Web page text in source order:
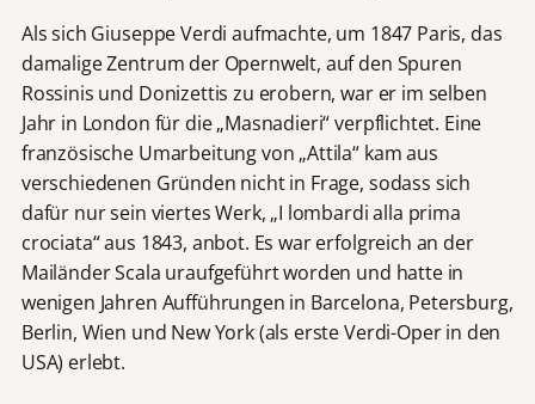
Als sich Giuseppe Verdi aufmachte, um 1847 Paris, das
damalige Zentrum der Opernwelt, auf den Spuren
Rossinis und Donizettis zu erobern, war er im selben
Jahr in London für die „Masnadieri“ verpflichtet. Eine
französische Umarbeitung von „Attila“ kam aus
verschiedenen Gründen nicht in Frage, sodass sich
dafür nur sein viertes Werk, „I lombardi alla prima
crociata“ aus 1843, anbot. Es war erfolgreich an der
Mailänder Scala uraufgeführt worden und hatte in
wenigen Jahren Aufführungen in Barcelona, Petersburg,
Berlin, Wien und New York (als erste Verdi-Oper in den
USA) erlebt.